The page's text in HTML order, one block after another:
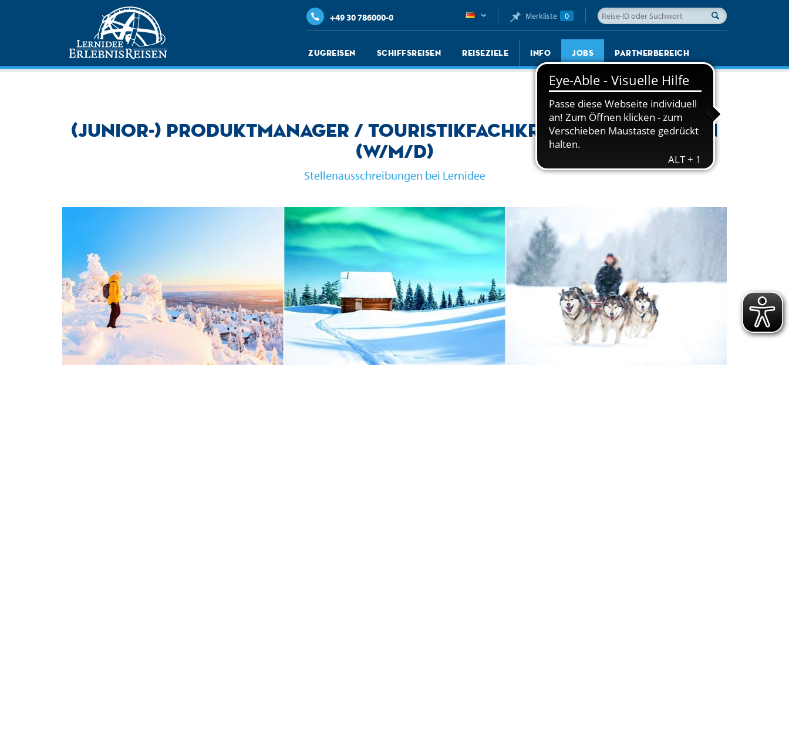
+49 30 786000-0 Merkliste 0
Zugreisen Schiffsreisen Reiseziele Info Jobs Partnerbereich
(Junior-) Produktmanager / Touristikfachkraft Skandinavien
(w/m/d)
Stellenausschreibungen bei Lernidee